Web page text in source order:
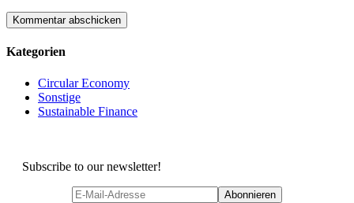
Kategorien
Circular Economy
Sonstige
Sustainable Finance
Subscribe to our newsletter!